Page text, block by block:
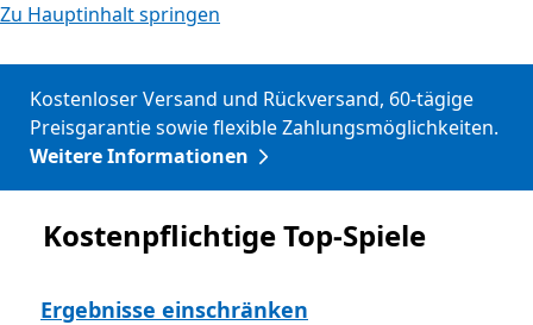
Zu Hauptinhalt springen
Kostenloser Versand und Rückversand, 60-tägige
Preisgarantie sowie flexible Zahlungsmöglichkeiten.
Weitere Informationen
Top kostenpflichtig
Kostenpflichtige Top-Spiele
Ergebnisse einschränken